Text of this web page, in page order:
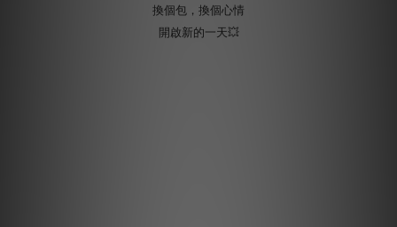
換個包，換個心情
開啟新的一天💥